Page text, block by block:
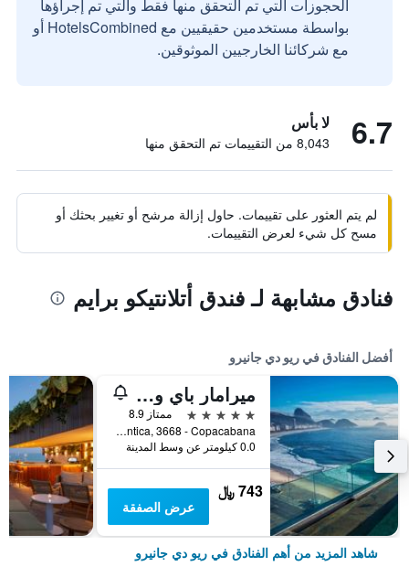
الحجوزات التي تم التحقق منها فقط والتي تم إجراؤها
بواسطة مستخدمين حقيقيين مع HotelsCombined أو
مع شركائنا الخارجيين الموثوقين.
6.7 لا بأس
8,043 من التقييمات تم التحقق منها
لم يتم العثور على تقييمات. حاول إزالة مرشح أو تغيير بحثك أو
مسح كل شيء لعرض التقييمات.
فنادق مشابهة لـ فندق أتلانتيكو برايم
أفضل الفنادق في ريو دي جانيرو
ميرامار باي ويندسور كوباكابانا
5 نجوم
ممتاز 8.9
Avenida Atlantica, 3668 - Copacabana, ريو دي جانيرو, البرازيل
0.0 كيلومتر عن وسط المدينة
743 ﷼
عرض الصفقة
شاهد المزيد من أهم الفنادق في ريو دي جانيرو